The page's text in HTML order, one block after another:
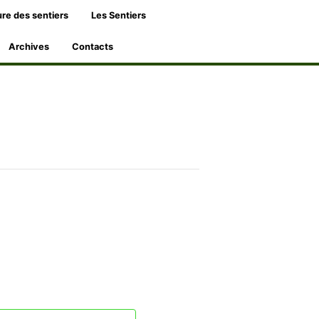
des sentiers Les Sentiers
Archives Contacts